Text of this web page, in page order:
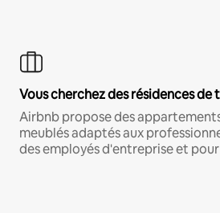
Vous cherchez des résidences de
Airbnb propose des
meublés adaptés aux
des employés d'entreprise et